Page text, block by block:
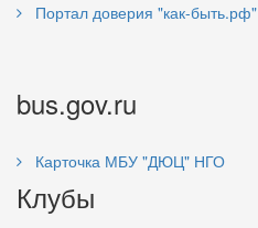
Портал доверия "как-быть.рф"
bus.gov.ru
Карточка МБУ "ДЮЦ" НГО
Клубы